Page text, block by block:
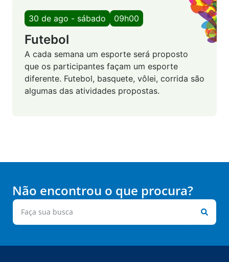
30 de ago - sábado 09h00
Futebol
A cada semana um esporte será proposto
que os participantes façam um esporte
diferente. Futebol, basquete, vôlei, corrida são
algumas das atividades propostas.
Não encontrou o que procura?